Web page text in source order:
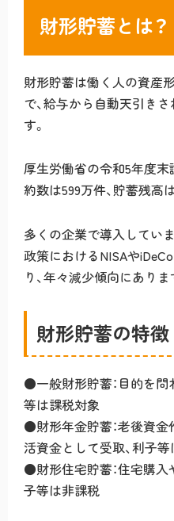
財形貯蓄とは？
財形貯蓄は働く人の資産
で、給与から自動天引き
す。
厚生労働省の令和5年度末
約数は599万件、貯蓄残高
多くの企業で導入してい
政策におけるNISAや
り、年々減少傾向にありま
財形貯蓄の特徴
●一般財形貯蓄：目的を問
等は課税対象
●財形年金貯蓄：老後資
活資金として受取、利子
●財形住宅貯蓄：住宅購入
子等は非課税